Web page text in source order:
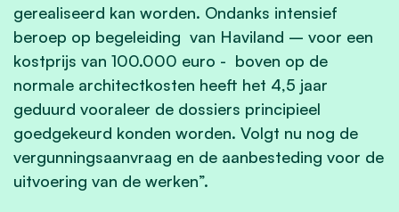
gerealiseerd kan worden. Ondanks intensief
beroep op begeleiding van Haviland – voor een
kostprijs van 100.000 euro - boven op de
normale architectkosten heeft het 4,5 jaar
geduurd vooraleer de dossiers principieel
goedgekeurd konden worden. Volgt nu nog de
vergunningsaanvraag en de aanbesteding voor de
uitvoering van de werken”.